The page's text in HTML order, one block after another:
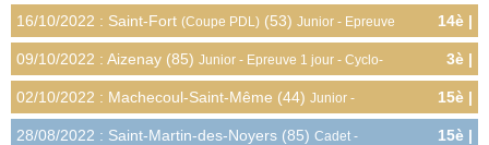
cross
9.0pts
16/10/2022 : Saint-Fort (Coupe PDL) (53) Junior - Epreuve
1 jour - Cyclo-cross
14è |
1.0pts
09/10/2022 : Aizenay (85) Junior - Epreuve 1 jour - Cyclo-
cross
3è |
8.0pts
02/10/2022 : Machecoul-Saint-Même (44) Junior -
Epreuve 1 jour - Cyclo-cross
15è |
0.5pts
28/08/2022 : Saint-Martin-des-Noyers (85) Cadet -
15è |